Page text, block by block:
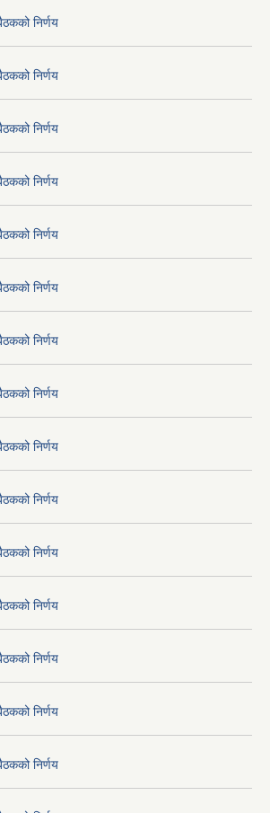
निर्णय
निर्णय
निर्णय
निर्णय
निर्णय
निर्णय
निर्णय
निर्णय
निर्णय
निर्णय
निर्णय
निर्णय
निर्णय
निर्णय
निर्णय